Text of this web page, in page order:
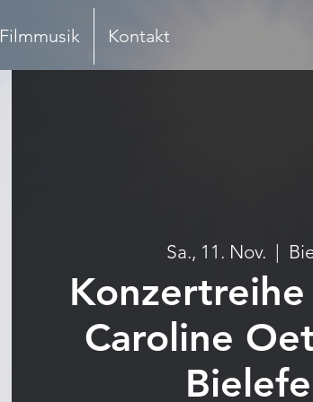
Filmmusik Kontakt
Sa., 11. Nov.
Caroline